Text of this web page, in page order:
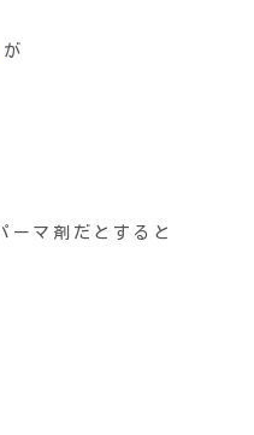
が
ーマ剤だとすると